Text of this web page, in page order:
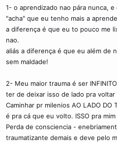
mas, sinceramente, existem
afirmacões suas que
fácil notar que não passa de
subconsciênte se seu consciente
trabalhar e aplicar as informacões,
3 Espero que essa discussão de
quase brigas idiotas.
1- o aprendizado nao pára nunca,
"acha" que eu tenho mais a
a diferença é que eu to pouco me
nao.
aliás a diferença é que eu além de
sem maldade!
2- Meu maior trauma é ser
ter de deixar isso de lado pra voltar
Caminhar pr milenios AO LADO
é pra cá que eu volto. ISSO pra
Perda de consciencia -
traumatizante demais e deve pelo